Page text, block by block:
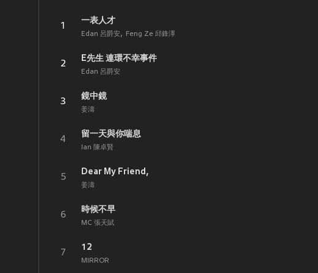
1
一表人才
Edan 呂爵安 Feng Ze 邱鋒澤
2
E先生 連環不幸事件
Edan 呂爵安
3
鏡中鏡
姜濤
4
留一天與你喘息
Ian 陳卓賢
5
Dear My Friend,
姜濤
6
時候不早
MC 張天賦
7
12
MIRROR